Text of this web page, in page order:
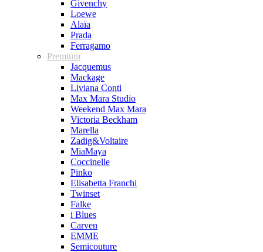
Givenchy
Loewe
Alaïa
Prada
Ferragamo
Premium
Jacquemus
Mackage
Liviana Conti
Max Mara Studio
Weekend Max Mara
Victoria Beckham
Marella
Zadig&Voltaire
MiaMaya
Coccinelle
Pinko
Elisabetta Franchi
Twinset
Falke
i Blues
Carven
EMME
Semicouture